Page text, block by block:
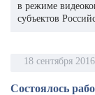
в режиме
субъектов
18 сентября 2016
Состоялось